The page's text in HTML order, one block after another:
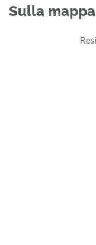
Sulla mappa